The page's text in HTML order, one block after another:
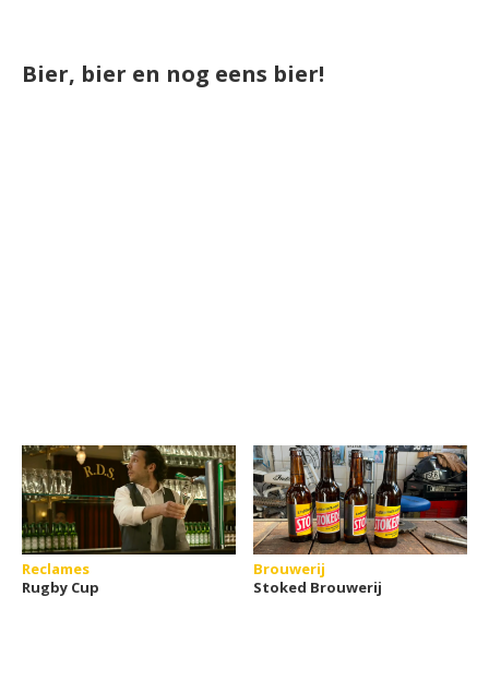
Bier, bier en nog eens bier!
Reclames
Rugby Cup
Brouwerij
Stoked Brouwerij